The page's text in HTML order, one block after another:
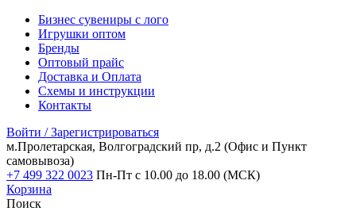
Бизнес сувениры с лого
Игрушки оптом
Бренды
Оптовый прайс
Доставка и Оплата
Схемы и инструкции
Контакты
Войти / Зарегистрироваться
м.Пролетарская, Волгоградский пр, д.2 (Офис и Пункт
самовывоза)
+7 499 322 0023 Пн-Пт с 10.00 до 18.00 (МСК)
Корзина
Поиск